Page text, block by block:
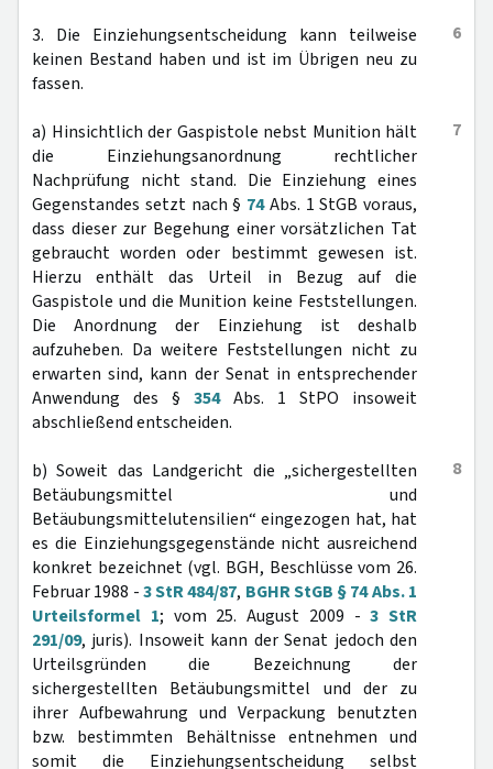
6
3. Die Einziehungsentscheidung kann teilweise
keinen Bestand haben und ist im Übrigen neu zu
fassen.
7
a) Hinsichtlich der Gaspistole nebst Munition hält
die Einziehungsanordnung rechtlicher
Nachprüfung nicht stand. Die Einziehung eines
Gegenstandes setzt nach § 74Abs. 1 StGB voraus,
dass dieser zur Begehung einer vorsätzlichen Tat
gebraucht worden oder bestimmt gewesen ist.
Hierzu enthält das Urteil in Bezug auf die
Gaspistole und die Munition keine Feststellungen.
Die Anordnung der Einziehung ist deshalb
aufzuheben. Da weitere Feststellungen nicht zu
erwarten sind, kann der Senat in entsprechender
Anwendung des § 354Abs. 1 StPO insoweit
abschließend entscheiden.
8
b) Soweit das Landgericht die „sichergestellten
Betäubungsmittel und
Betäubungsmittelutensilien“ eingezogen hat, hat
es die Einziehungsgegenstände nicht ausreichend
konkret bezeichnet (vgl. BGH, Beschlüsse vom 26.
Februar 1988 -3 StR 484/87, BGHR StGB § 74 Abs. 1
Urteilsformel 1; vom 25. August 2009 -3 StR
291/09, juris). Insoweit kann der Senat jedoch den
Urteilsgründen die Bezeichnung der
sichergestellten Betäubungsmittel und der zu
ihrer Aufbewahrung und Verpackung benutzten
bzw. bestimmten Behältnisse entnehmen und
somit die Einziehungsentscheidung selbst